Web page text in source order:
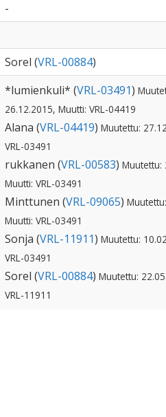
-
Sorel (VRL-00884)
*lumienkuli* (VRL-03491)
26.12.2015, Muutti: VRL-04419
Alana (VRL-04419) Muutettu:
VRL-03491
rukkanen (VRL-00583) Muutettu:
Muutti: VRL-03491
Minttunen (VRL-09065)
Muutti: VRL-03491
Sonja (VRL-11911) Muutettu:
VRL-03491
Sorel (VRL-00884) Muutettu:
VRL-11911